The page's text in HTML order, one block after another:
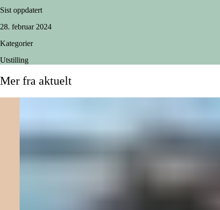
Sist oppdatert
28. februar 2024
Kategorier
Utstilling
Mer fra aktuelt